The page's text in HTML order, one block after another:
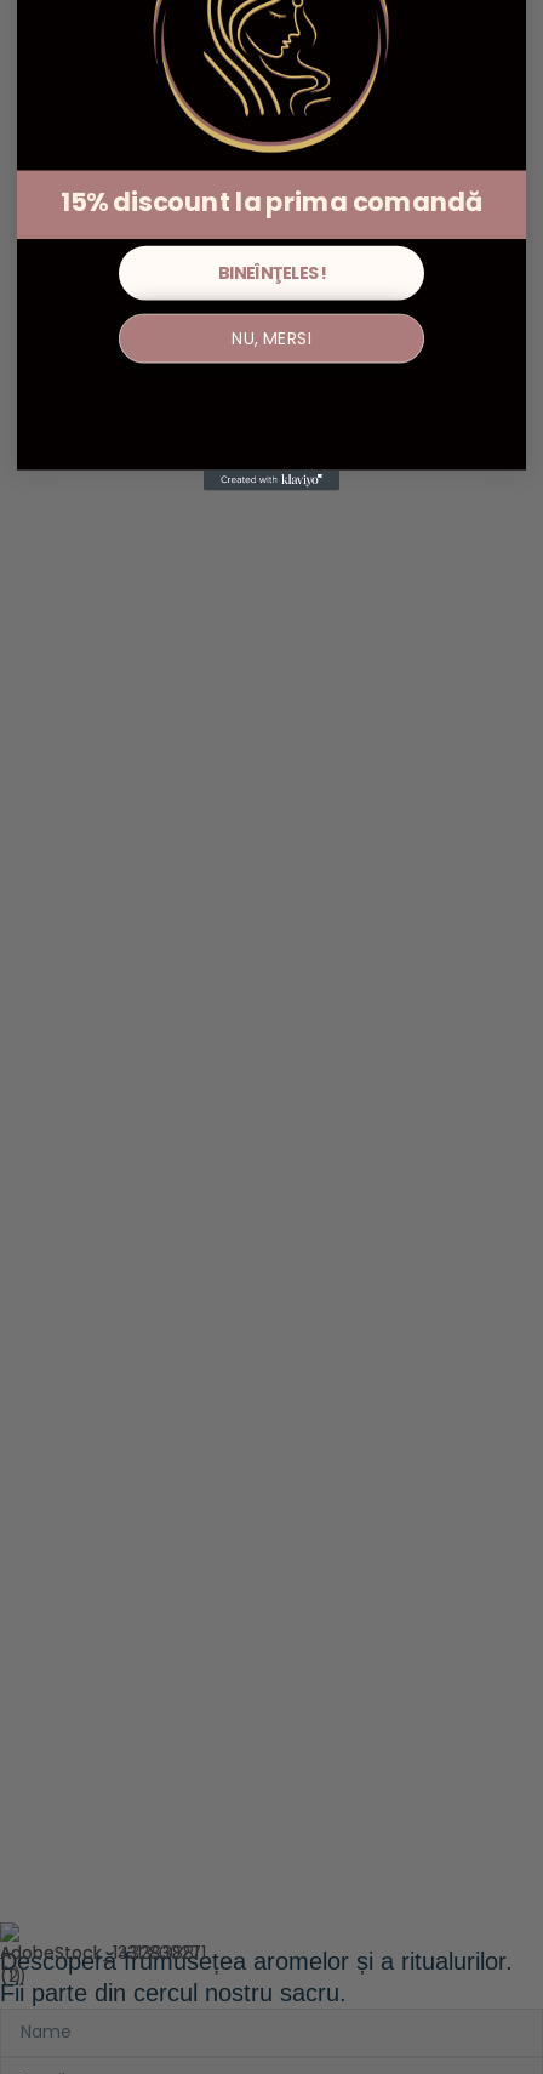
Descoperă frumusețea aromelor și a ritualurilor.
Fii parte din cercul nostru sacru.
15% discount la prima comandă
BINEÎNŢELES!
NU, MERSI